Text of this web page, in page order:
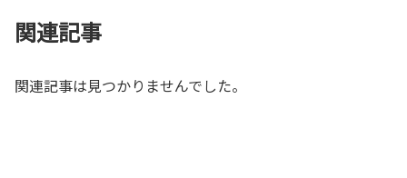
関連記事
関連記事は見つかりませんでした。